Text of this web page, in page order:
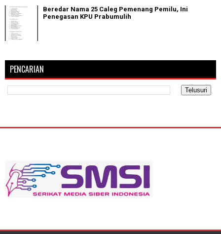
Beredar Nama 25 Caleg Pemenang Pemilu, Ini
Penegasan KPU Prabumulih
PENCARIAN